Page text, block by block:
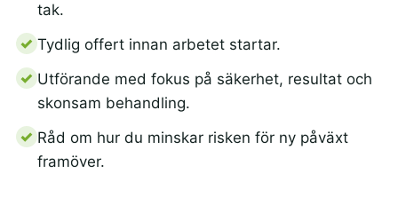
tak.
Tydlig offert innan arbetet startar.
Utförande med fokus på säkerhet, resultat och
skonsam behandling.
Råd om hur du minskar risken för ny påväxt
framöver.